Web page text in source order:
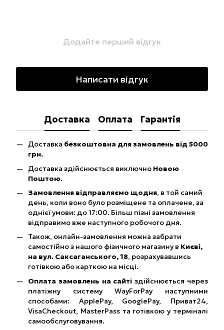
Додайте перший відгук
Написати відгук
Доставка Оплата Гарантія
Доставка безкоштовна для замовлень від 5000
грн.
Доставка здійснюється виключно Новою
Поштою.
Замовлення відправляємо щодня, в той самий
день, коли воно було розміщене та оплачене, за
однієї умови: до 17:00. Більш пізні замовлення
відправимо вже наступного робочого дня.
Також, онлайн-замовлення можна забрати
самостійно з нашого фізичного магазину в Києві,
на вул. Саксаганського, 18, розрахувавшись
готівкою або карткою на місці.
Оплата замовлень на сайтіздійснюється через
платіжну систему WayForPay наступними
способами: ApplePay, GooglePay, Приват24,
VisaCheckout, MasterPass та готівкою у терміналі
самообслуговування.